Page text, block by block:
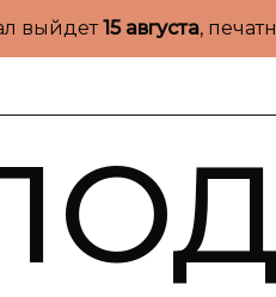
выйдет15 августа,